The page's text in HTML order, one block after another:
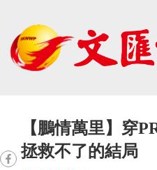
【鵬情萬里】穿
拯救不了的結局